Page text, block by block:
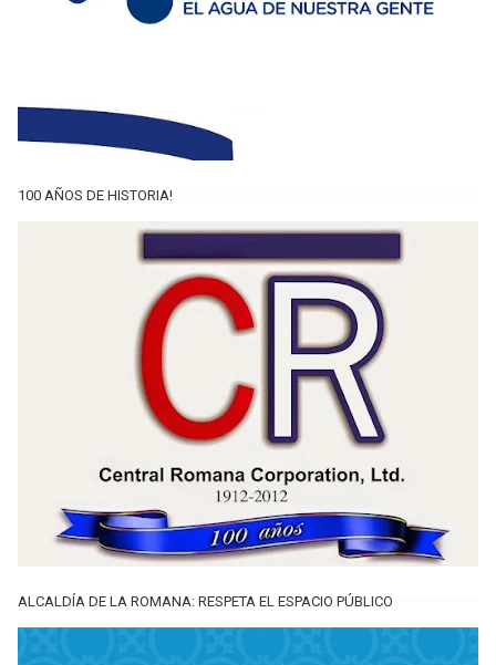
100 AÑOS DE HISTORIA!
ALCALDÍA DE LA ROMANA: RESPETA EL ESPACIO PÚBLICO